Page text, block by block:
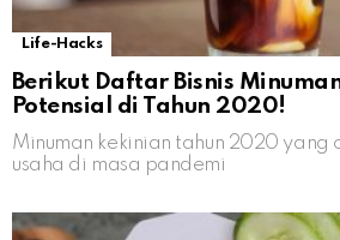
Life-Hacks
Berikut Daftar Bisnis
Potensial di Tahun 2020!
Minuman kekinian tahun 2020 yang
usaha di masa pandemi